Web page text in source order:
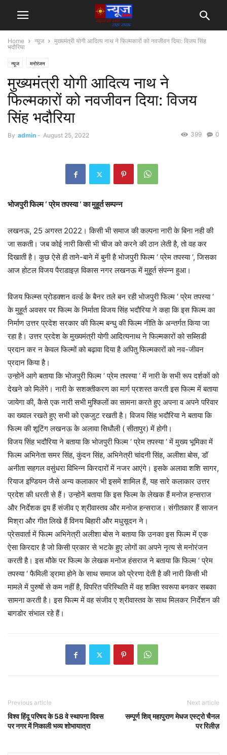
Home न्यूज
मुख्यमंत्री योगी आदित्य नाथ ने फिल्मकारों को नवजीवन दिया: विजय सिंह
भदौरिया
न्यूज मनोरंजन
मुख्यमंत्री योगी आदित्य नाथ ने
फिल्मकारों को नवजीवन दिया: विजय
सिंह भदौरिया
By admin - August 25, 2022 0
399
भोजपुरी फिल्म ‘ प्रेम तपस्या ‘ का मुहूर्त सम्पन्न
लखनऊ, 25 अगस्त 2022। किसी भी समाज की कल्पना नारी के बिना नही की
जा सकती। जब कोई नारी किसी भी चीज को करने की ठान लेती है, तो वह कर
दिखाती है। कुछ ऐसे ही ताने-बाने में बुनी है भोजपुरी फिल्म ‘ प्रेम तपस्या ‘, जिसका
आज होटल विजय पैराडाइज़ विकास नगर लखनऊ में मुहूर्त संपन्न हुआ।
विजय फिल्म्स प्रोडक्शन वर्ल्ड के बैनर तले बन रही भोजपुरी फिल्म ‘ प्रेम तपस्या ‘
के मुहूर्त अवसर पर फिल्म के निर्माता विजय सिंह भदौरिया ने कहा कि इस फिल्म का
निर्माण उत्तर प्रदेश सरकार की फिल्म बन्धु की फिल्म नीति के अन्तर्गत किया जा
रहा है। उत्तर प्रदेश के मुख्यमंत्री योगी आदित्यनाथ ने फिल्मकारों को सब्सिडी
प्रदान कर न केवल फिल्मों को बढ़ावा दिया है अपितु फिल्मकारों को नव-जीवन
प्रदान किया है।
उन्होनें आगे बताया कि भोजपुरी फिल्म ‘ प्रेम तपस्या ‘ में नारी के सभी रूप दर्शकों को
देखने को मिलेंगे। नारी के सशक्तीकरण का मार्ग प्रशस्त करती इस फिल्म में बताया
जायेगा की, कैसे एक नारी सभी मुश्किलों का सामना करते हुए अपना व अपने परिवार
का ख्याल रखते हुए सभी को एकजुट रखती है। विजय सिंह भदौरिया ने बताया कि
फिल्म की शूटिंग लखनऊ के अलावा सिधौली ( सीतापुर) में होगी।
विजय सिंह भदौरिया ने बताया कि भोजपुरी फिल्म ‘ प्रेम तपस्या ‘ में मुख्य भूमिका में
फिल्म अभिनेता समर सिंह, कुंदन सिंह, अभिनेत्री चांदनी सिंह, अलीशा बोस, डॉ
अनीता सहगल वसुंधरा विभिन्न किरदारों में नजर आएंगे। इसके अलावा शशि सागर,
रियाज इण्डियन जैसे अन्य कलाकार भी इसमे शामिल हैं, यह सारे कलाकार उत्तर
प्रदेश की धरती से हैं। उन्होनें बताया कि इस फिल्म के लेखक हैं मनोज हन्सराज
और निर्देशक द्वय हैं संजीव ए श्रीवास्तव और मनोज हन्सराज। संगीतकार हैं साजन
मिश्रा और गीत लिखे हैं विनय बिहारी और मधुसूदन ने।
प्रेसवार्ता में फिल्म अभिनेत्री अलीशा बोस ने बताया कि उनका इस फिल्म में एक
ऐसा किरदार है जो किसी प्रकार से भटके हुए लोगों का अपने नृत्य से मनोरंजन
करती है। इस मौके पर फिल्म के लेखक मनोज हंसराज ने बताया कि फिल्म ‘ प्रेम
तपस्या ‘ फैमिली ड्रामा होने के साथ समाज को प्रेरणा देती है की नारी किसी भी
मामले में पुरुषों से कम नहीं है, विपरित परिस्थिति में वह शक्ति स्वरूपा बनकर सबका
सामना करती है। इस फिल्म में वह संजीव ए श्रीवास्तव के साथ मिलकर निर्देशन की
बागडोर संभाल रहे हैं।
Previous article
विश्व हिंदू परिषद के 58 वे स्थापना दिवस
पर नगर में निकाली भव्य शोभायात्रा
Next article
सम्पूर्ण शिव् महापुराण मेधज एस्ट्रो चैनल
पर रिलीज़